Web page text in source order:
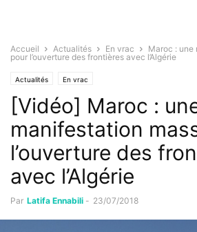
Accueil Actualités En vrac
Maroc : une
pour l’ouverture des frontières avec l’Algérie
Actualités En vrac
[Vidéo] Maroc :
manifestation
l’ouverture des
avec l’Algérie
Par Latifa Ennabili - 23/07/2018